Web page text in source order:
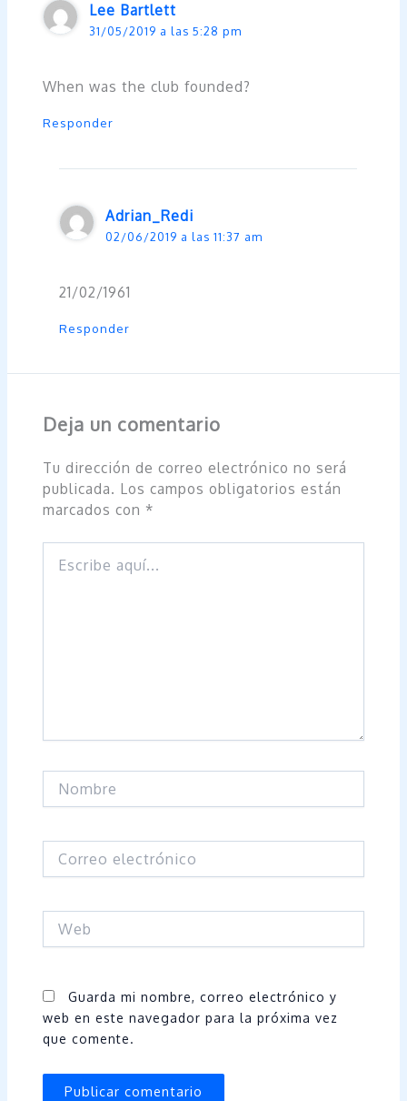
Lee Bartlett
31/05/2019 a las 5:28 pm
When was the club founded?
Responder
Adrian_Redi
02/06/2019 a las 11:37 am
21/02/1961
Responder
Deja un comentario
Tu dirección de correo electrónico no será
publicada. Los campos obligatorios están
marcados con *
aquí...
electrónico
Guarda mi nombre, correo electrónico y
web en este navegador para la próxima vez
que comente.